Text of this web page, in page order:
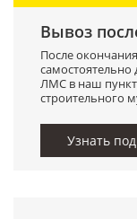
Вывоз
После
самостоятельно
ЛМС в наш пункт
строительного
Узнать